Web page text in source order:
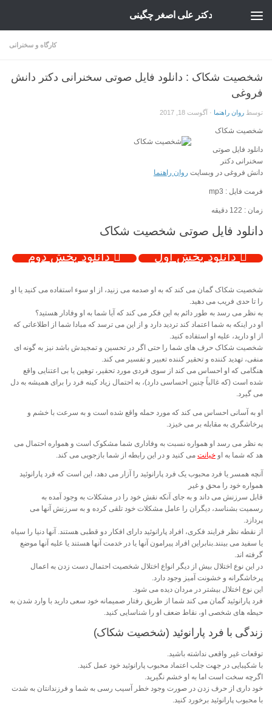
دکتر علی اصغر چگینی
کارگاه و سخنرانی
شخصیت شکاک : دانلود فایل صوتی سخنرانی دکتر دانش
فروغی
توسط روان راهنما · آگوست 18, 2017
شخصیت شکاک
دانلود فایل صوتی
سخنرانی دکتر
دانش فروغی در وبسایت روان راهنما
فرمت فایل : mp3
زمان : 122 دقیقه
دانلود فایل صوتی شخصیت شکاک
دانلود بخش اول
دانلود بخش دوم
شخصیت شکاک گمان می کند که به او صدمه می زنید، از او سوء استفاده می کنید یا او
را تا حدی فریب می دهید.
به نظر می رسد به طور دائم به این فکر می کند که آیا شما به او وفادار هستید؟
او در اینکه به شما اعتماد کند تردید دارد و از این می ترسد که مبادا شما از اطلاعاتی که
از او دارید، علیه او استفاده کنید.
شخصیت شکاک حرف های شما را حتی اگر در تحسین و تمجیدش باشد نیز به گونه ای
منفی، تهدید کننده و تحقیر کننده تعبیر و تفسیر می کند.
هنگامی که او احساس می کند از سوی فردی مورد تحقیر، توهین یا بی اعتنایی واقع
شده است (که غالباً چنین احساسی دارد)، به احتمال زیاد کینه فرد را برای همیشه به دل
می گیرد.
او به آسانی احساس می کند که مورد حمله واقع شده است و به سرعت با خشم و
پرخاشگری به مقابله بر می خیزد.
به نظر می رسد او همواره نسبت به وفاداری شما مشکوک است و همواره احتمال می
هد که شما به او خیانت می کنید و در این رابطه از شما بازجویی می کند.
آنچه همسر یا فرد محبوب یک فرد پارانوئید را آزار می دهد، این است که فرد پارانوئید
همواره خود را محق و غیر
قابل سرزنش می داند و به جای آنکه نقش خود را در مشکلات به وجود آمده به
رسمیت بشناسد، دیگران را عامل مشکلات خود تلقی کرده و به سرزنش آنها می
پردازد.
از نقطه نظر فرایند فکری، افراد پارانوئید دارای افکار دو قطبی هستند. آنها دنیا را سیاه
یا سفید می بینند.بنابراین افراد پیرامون آنها یا در خدمت آنها هستند یا علیه آنها موضع
گرفته اند.
در این نوع اختلال بیش از دیگر انواع اختلال شخصیت احتمال دست زدن به اعمال
پرخاشگرانه و خشونت آمیز وجود دارد.
این نوع اختلال بیشتر در مردان دیده می شود.
فرد پارانوئید گمان می کند شما از طریق رفتار صمیمانه خود سعی دارید با وارد شدن به
حیطه های شخصی او، نقاط ضعف او را شناسایی کنید.
زندگی با فرد پارانوئید (شخصیت شکاک)
توقعات غیر واقعی نداشته باشید.
با شکیبایی در جهت جلب اعتماد محبوب پارانوئید خود عمل کنید.
اگرچه سخت است اما به او خشم نگیرید.
خود داری از حرف زدن در صورت وجود خطر آسیب رسی به شما و فرزندانتان به شدت
با محبوب پارانوئید برخورد کنید.